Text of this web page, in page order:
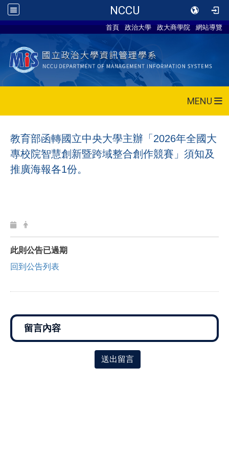
NCCU
首頁 政治大學 政大商學院 網站導覽
MENU
教育部函轉國立中央大學主辦「 2026年全國大
專校院智慧創新暨跨域整合創作競賽」須知及
推廣海報各1份。
此則公告已過期
回到公告列表
送出留言